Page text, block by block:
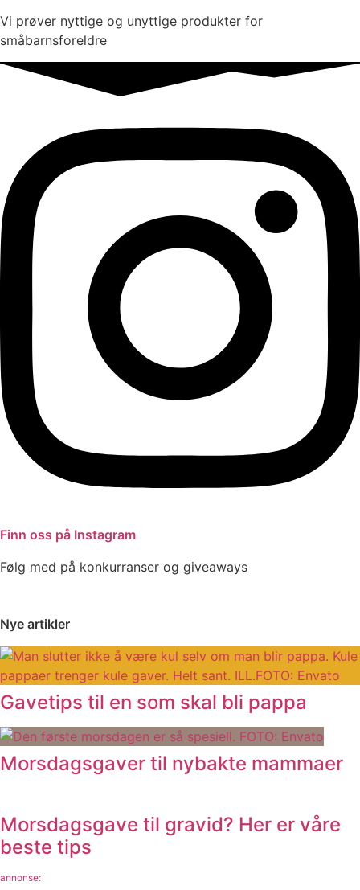
Vi prøver nyttige og unyttige produkter for
småbarnsforeldre
Finn oss på Instagram
Følg med på konkurranser og giveaways
Nye artikler
Gavetips til en som skal bli pappa
Morsdagsgaver til nybakte mammaer
Morsdagsgave til gravid? Her er våre
beste tips
annonse: